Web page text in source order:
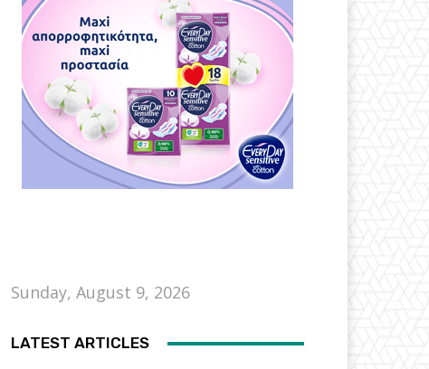
Sunday, August 9, 2026
LATEST ARTICLES